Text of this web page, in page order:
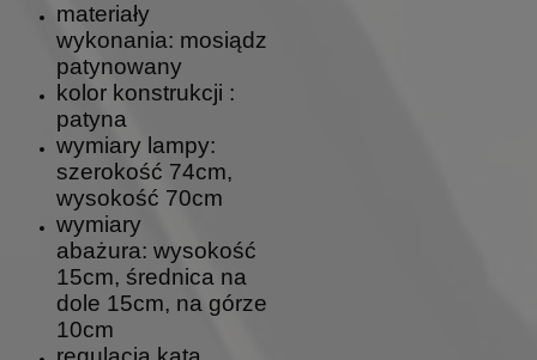
materiały
wykonania: mosiądz
patynowany
kolor konstrukcji :
patyna
wymiary lampy:
szerokość 74cm,
wysokość 70cm
wymiary
abażura: wysokość
15cm, średnica na
dole 15cm, na górze
10cm